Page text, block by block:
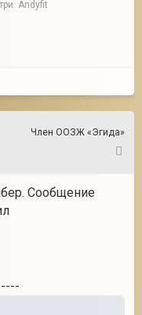
Andyfit
Член ООЗЖ «Эгида»
Сообщение